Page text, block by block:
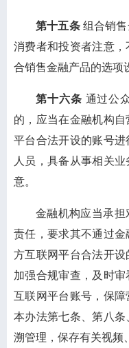
第十五条组合销售
消费者和投资者注意
合销售金融产品的选项
第十六条 通过公
的，应当在金融机构
平台合法开设的账号
人员，具备从事相关
意。
金融机构应当承
责任，要求其不通过
方互联网平台合法开设
加强合规审查，及时
互联网平台账号，保
本办法第七条、第八
溯管理，保存有关视频